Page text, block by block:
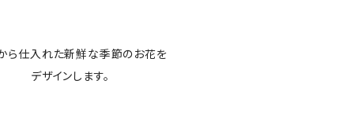
ら仕入れた新鮮な季節のお花を
デザインします。